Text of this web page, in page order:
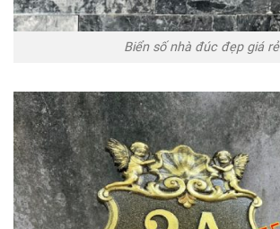
Biển số nhà đúc đẹp giá rẻ